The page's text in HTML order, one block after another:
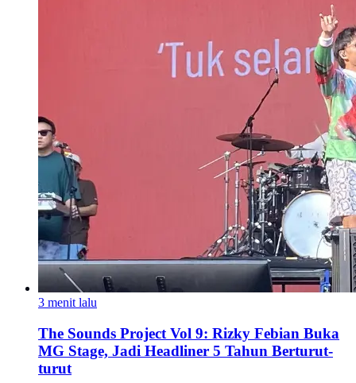
3 menit lalu
The Sounds Project Vol 9: Rizky Febian Buka
MG Stage, Jadi Headliner 5 Tahun Berturut-
turut